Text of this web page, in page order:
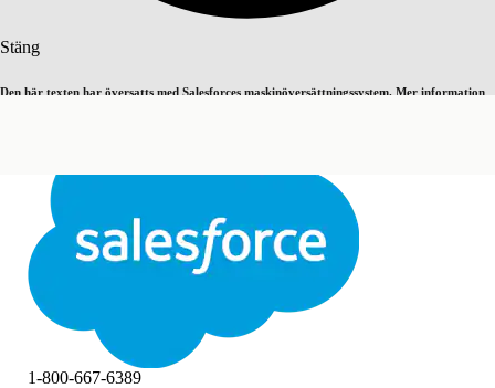
Stäng
Den här texten har översatts med Salesforces maskinöversättningssystem. Mer information
StängStäng
1-800-667-6389